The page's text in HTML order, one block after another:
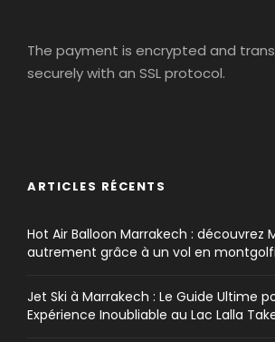
The payment is encrypted and
securely with an SSL protocol.
ARTICLES RÉCENTS
Hot Air Balloon Marrakech : découvrez
autrement grâce à un vol en
Jet Ski à Marrakech : Le Guide Ultime
Expérience Inoubliable au Lac Lalla